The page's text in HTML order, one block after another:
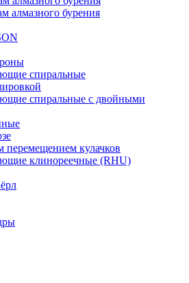
алмазного бурения
спиральные
спиральные с двойными
кулачков
клинореечные (RHU)